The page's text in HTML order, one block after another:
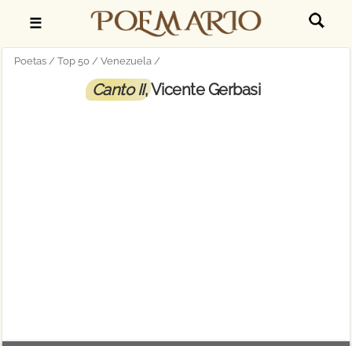
☰
Poetas Top 50 Venezuela
Canto II, Vicente Gerbasi